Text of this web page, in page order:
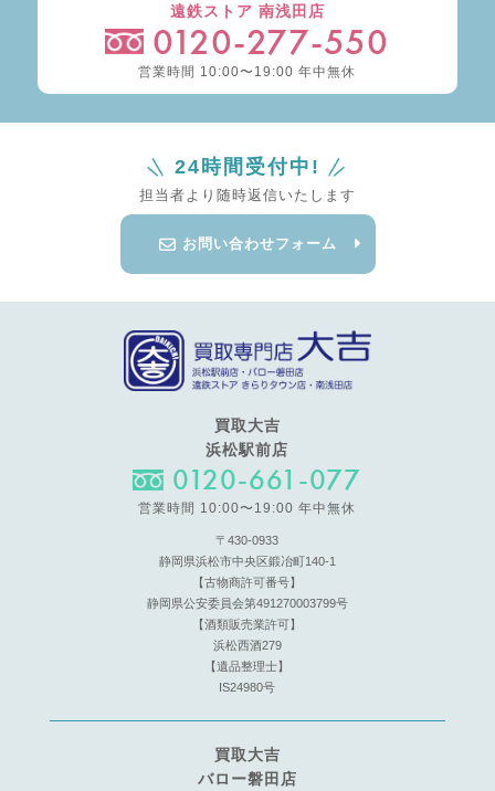
遠鉄ストア 南浅田店
0120-277-550
営業時間 10:00〜19:00 年中無休
24時間受付中!
担当者より随時返信いたします
お問い合わせフォーム
買取大吉
浜松駅前店
0120-661-077
営業時間 10:00〜19:00 年中無休
〒430-0933
静岡県浜松市中央区鍛冶町140-1
【古物商許可番号】
静岡県公安委員会第491270003799号
【酒類販売業許可】
浜松西酒279
【遺品整理士】
IS24980号
買取大吉
バロー磐田店